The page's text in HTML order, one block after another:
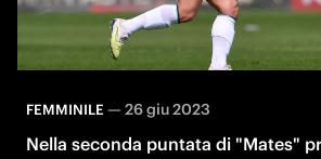
FEMMINILE— 26 giu 2023
Nella seconda puntata di "Mates"